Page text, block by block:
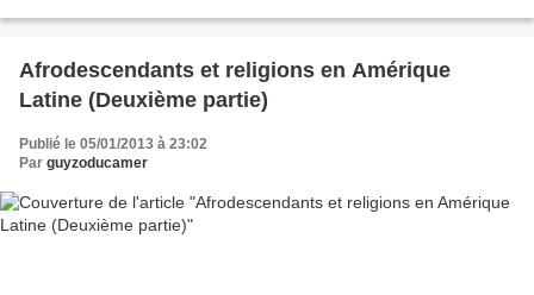
Afrodescendants et religions en Amérique
Latine (Deuxième partie)
Publié le 05/01/2013 à 23:02
Par guyzoducamer